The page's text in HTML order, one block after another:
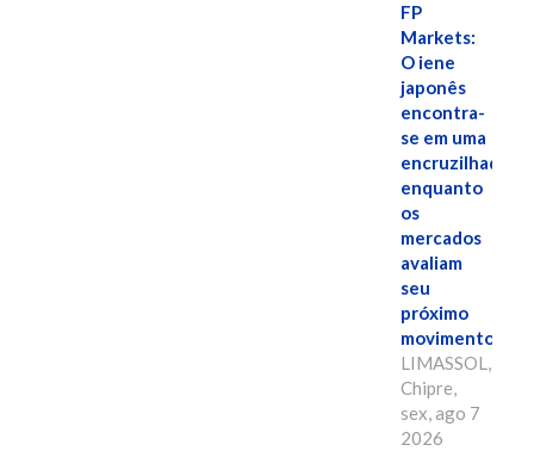
FP
Markets:
O iene
japonês
encontra-
se em uma
encruzilhada
enquanto
os
mercados
avaliam
seu
próximo
movimento.
LIMASSOL,
Chipre,
sex, ago 7
2026